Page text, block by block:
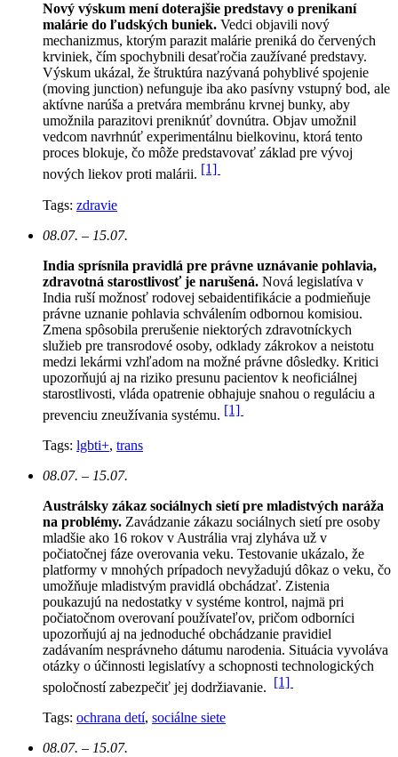
Nový výskum mení doterajšie predstavy o prenikaní
malárie do ľudských buniek. Vedci objavili nový
mechanizmus, ktorým parazit malárie preniká do červených
krviniek, čím spochybnili desaťročia zaužívané predstavy.
Výskum ukázal, že štruktúra nazývaná pohyblivé spojenie
(moving junction) nefunguje iba ako pasívny vstupný bod, ale
aktívne narúša a pretvára membránu krvnej bunky, aby
umožnila parazitovi preniknúť dovnútra. Objav umožnil
vedcom navrhnúť experimentálnu bielkovinu, ktorá tento
proces blokuje, čo môže predstavovať základ pre vývoj
nových liekov proti malárii. [1]
Tags: zdravie
08.07. – 15.07.
India sprísnila pravidlá pre právne uznávanie pohlavia,
zdravotná starostlivosť je narušená. Nová legislatíva v
India ruší možnosť rodovej sebaidentifikácie a podmieňuje
právne uznanie pohlavia schválením odbornou komisiou.
Zmena spôsobila prerušenie niektorých zdravotníckych
služieb pre transrodové osoby, odklady zákrokov a neistotu
medzi lekármi vzhľadom na možné právne dôsledky. Kritici
upozorňujú aj na riziko presunu pacientov k neoficiálnej
starostlivosti, vláda opatrenie obhajuje snahou o reguláciu a
prevenciu zneužívania systému. [1]
Tags: lgbti+, trans
08.07. – 15.07.
Austrálsky zákaz sociálnych sietí pre mladistvých naráža
na problémy. Zavádzanie zákazu sociálnych sietí pre osoby
mladšie ako 16 rokov v Austrália vraj zlyháva už v
počiatočnej fáze overovania veku. Testovanie ukázalo, že
platformy v mnohých prípadoch nevyžadujú dôkaz o veku, čo
umožňuje mladistvým pravidlá obchádzať. Zistenia
poukazujú na nedostatky v systéme kontrol, najmä pri
počiatočnom overovaní používateľov, pričom odborníci
upozorňujú aj na jednoduché obchádzanie pravidiel
zadávaním nesprávneho dátumu narodenia. Situácia vyvoláva
otázky o účinnosti legislatívy a schopnosti technologických
spoločností zabezpečiť jej dodržiavanie. [1]
Tags: ochrana detí, sociálne siete
08.07. – 15.07.